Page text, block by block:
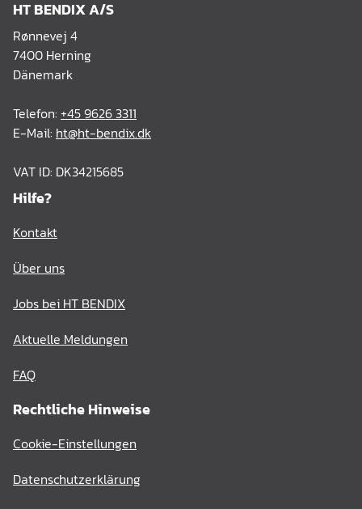
HT BENDIX A/S
Rønnevej 4
7400 Herning
Dänemark
Telefon: +45 9626 3311
E-Mail: ht@ht-bendix.dk
VAT ID: DK34215685
Hilfe?
Kontakt
Über uns
Jobs bei HT BENDIX
Aktuelle Meldungen
FAQ
Rechtliche Hinweise
Cookie-Einstellungen
Datenschutzerklärung